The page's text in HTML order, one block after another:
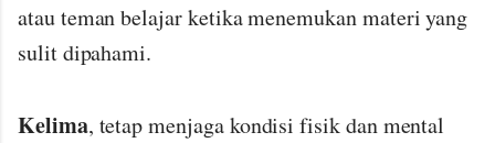
atau teman belajar ketika menemukan materi yang
sulit dipahami.
Kelima, tetap menjaga kondisi fisik dan mental